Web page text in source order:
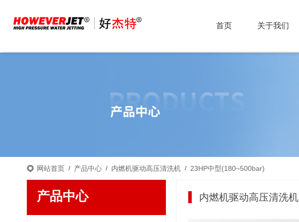
首页 关于我们
网站首页 / 产品中心 / 内燃机驱动高压清洗机 / 23HP中型(180~500bar)
产品中心 内燃机驱动高压清洗机